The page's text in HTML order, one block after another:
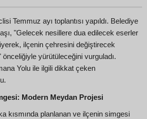
Temmuz ayı toplantısı yapıldı. Belediye
"Gelecek nesillere dua edilecek eserler
ilçenin çehresini değiştirecek
yürütüleceğini vurguladı.
Yolu ile ilgili dikkat çeken
Modern Meydan Projesi
kısmında planlanan ve ilçenin simgesi